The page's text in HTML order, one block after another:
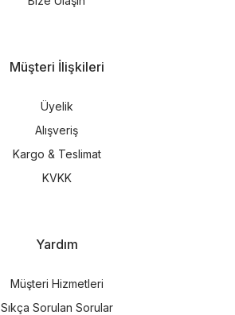
Müşteri İlişkileri
Üyelik
Alışveriş
Kargo & Teslimat
KVKK
Yardım
Müşteri Hizmetleri
Sıkça Sorulan Sorular